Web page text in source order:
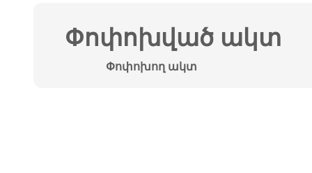
Փոփոխված ակտ
Փոփոխող ակտ